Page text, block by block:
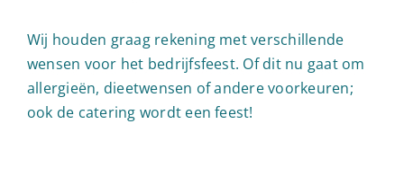
Wij houden graag rekening met verschillende
wensen voor het bedrijfsfeest. Of dit nu gaat om
allergieën, dieetwensen of andere voorkeuren;
ook de catering wordt een feest!